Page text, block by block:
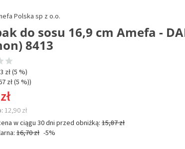
Polska sp z o.o.
do sosu 16,9 cm Amefa -
8413
zł(5 %)
zł(5 %))
12,90 zł
w ciągu 30 dni przed obniżką: 15,87 zł
16,70 zł -5%